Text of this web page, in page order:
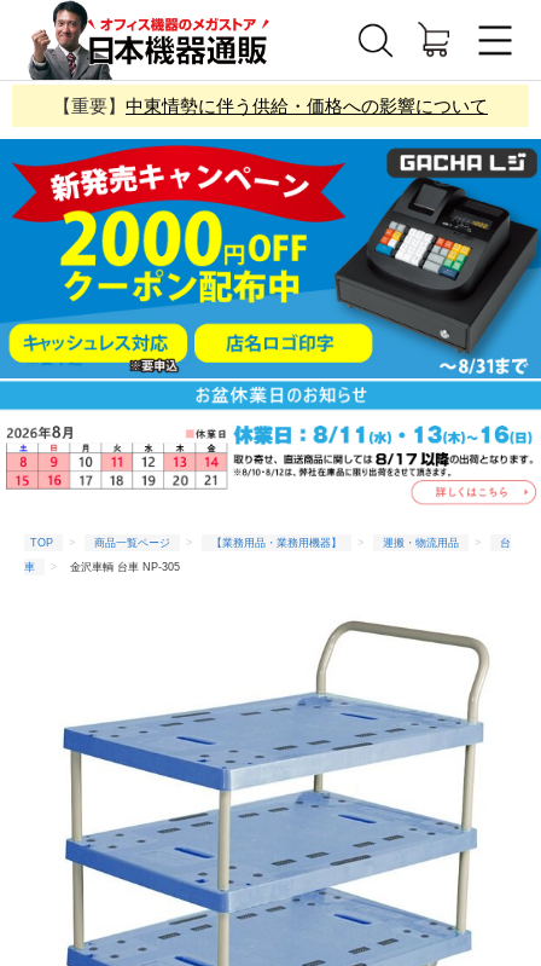
【重要】 中東情勢に伴う供給・価格への影響について
TOP 商品一覧ページ 【業務用品・業務用機器】 運搬・物流用品
台
車
金沢車輌 台車 NP-305